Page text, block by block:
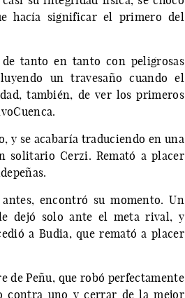
hacía significar el primero del
de tanto en tanto con peligrosas
un travesaño cuando el
también, de ver los primeros
y se acabaría traduciendo en una
solitario Cerzi. Remató a placer
encontró su momento. Un
dejó solo ante el meta rival, y
a Budia, que remató a placer
Peñu, que robó perfectamente
contra uno y cerrar de la mejor